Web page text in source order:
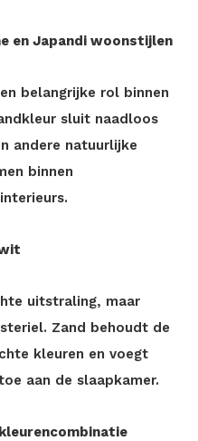
en Japandi woonstijlen
belangrijke rol binnen
sluit naadloos
andere natuurlijke
binnen
uitstraling, maar
Zand behoudt de
kleuren en voegt
aan de slaapkamer.